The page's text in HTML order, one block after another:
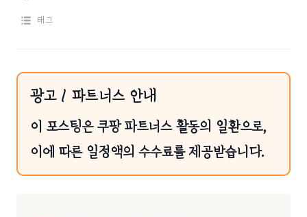
태그
광고 / 파트너스 안내
이 포스팅은 쿠팡 파트너스 활동의 일환으로,
이에 따른 일정액의 수수료를 제공받습니다.